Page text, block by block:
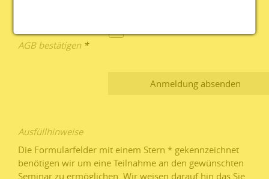
AGB bestätigen *
Ausfüllhinweise
Die Formularfelder mit einem Stern * gekennzeichnet
benötigen wir um eine Teilnahme an den gewünschten
Seminar zu ermöglichen. Wir weisen darauf hin das Sie